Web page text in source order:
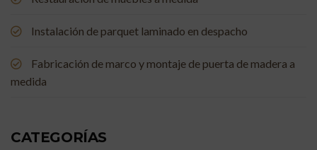
Instalación de parquet laminado en despacho
Fabricación de marco y montaje de puerta de madera a
medida
CATEGORÍAS